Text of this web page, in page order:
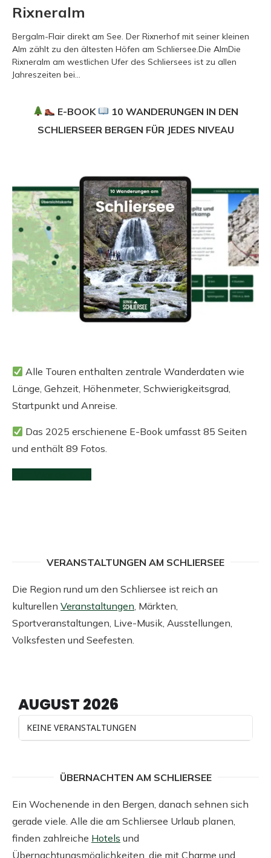
Rixneralm
Bergalm-Flair direkt am See. Der Rixnerhof mit seiner kleinen
Alm zählt zu den ältesten Höfen am Schliersee.Die AlmDie
Rixneralm am westlichen Ufer des Schliersees ist zu allen
Jahreszeiten bei...
E-BOOK
10 WANDERUNGEN IN DEN
SCHLIERSEER BERGEN FÜR JEDES NIVEAU
Alle Touren enthalten zentrale Wanderdaten wie
Länge, Gehzeit, Höhenmeter, Schwierigkeitsgrad,
Startpunkt und Anreise.
Das 2025 erschienene E-Book umfasst 85 Seiten
und enthält 89 Fotos.
VERANSTALTUNGEN AM SCHLIERSEE
Die Region rund um den Schliersee ist reich an
kulturellen Veranstaltungen, Märkten,
Sportveranstaltungen, Live-Musik, Ausstellungen,
Volksfesten und Seefesten.
AUGUST 2026
KEINE VERANSTALTUNGEN
ÜBERNACHTEN AM SCHLIERSEE
Ein Wochenende in den Bergen, danach sehnen sich
gerade viele. Alle die am Schliersee Urlaub planen,
finden zahlreiche Hotels und
Übernachtungsmöglichkeiten, die mit Charme und